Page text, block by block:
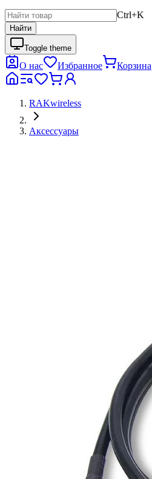
Ctrl+K
Найти
Toggle theme
О нас Избранное Корзина
RAKwireless
Аксессуары